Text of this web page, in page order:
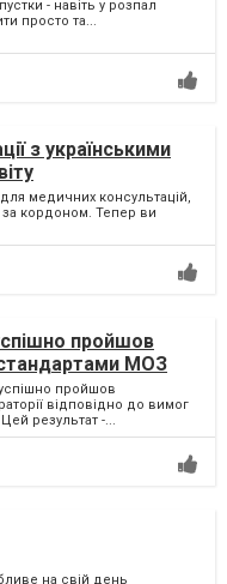
- навіть у розпал
просто та...
з українськими
медичних консультацій,
за кордоном. Тепер ви
пройшов
стандартами МОЗ
пройшов
відповідно до вимог
результат -...
на свій день